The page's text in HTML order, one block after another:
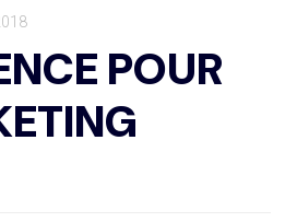
POUR